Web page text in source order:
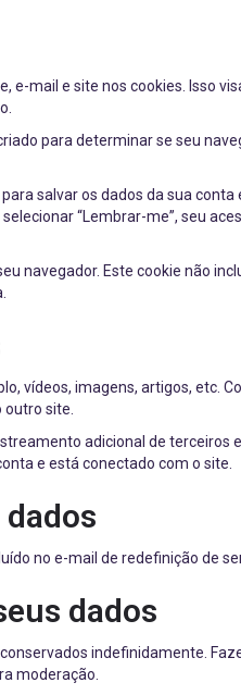
mail e site nos cookies. Isso
para determinar se seu
salvar os dados da sua
“Lembrar-me”, seu
navegador. Este cookie não
vídeos, imagens, artigos, etc.
site.
adicional de
e está conectado com o site.
no e-mail de redefinição de
dados
indefinidamente.
moderação.